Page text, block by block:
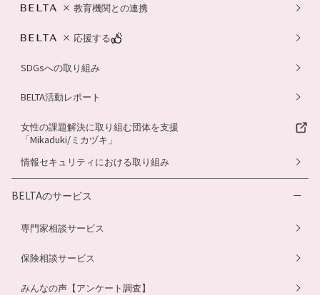
教育機関との連携
応援する
SDGsへの取り組み
BELTA活動レポート
女性の課題解決に取り組む団体を支援
「Mikaduki/ミカヅキ」
情報セキュリティにおける取り組み
BELTAのサービス
専門家相談サービス
保険相談サービス
みんなの声【アンケート調査】